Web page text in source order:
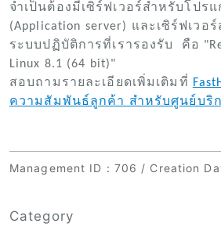
จำเป็นต้องมีเซิร์ฟเวอร์สำหรับโปร
(Application server) และเซิร์ฟเวอ
ระบบปฏิบัติการที่เรารองรับ คือ
Linux 8.1 (64 bit)"
สอบถามรายละเอียดเพิ่มเติมที่
ความสัมพันธ์ลูกค้า สำหรับศูนย์บริ
Management ID ：706 / Creation
Category